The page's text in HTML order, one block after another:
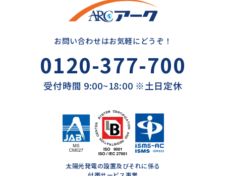
お問い合わせはお気軽にどうぞ！
0120-377-700
受付時間 9:00~18:00 ※土日定休
太陽光発電の設置及びそれに係る